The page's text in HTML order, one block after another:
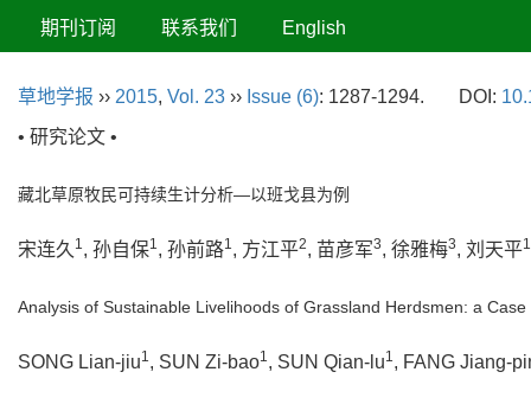
期刊订阅 联系我们 English
草地学报 ›› 2015, Vol. 23 ›› Issue (6): 1287-1294. DOI:
• 研究论文 •
藏北草原牧民可持续生计分析—以班戈县为例
宋连久 1, 孙自保1, 孙前路1, 方江平2, 苗彦军3, 徐雅梅3, 刘天平1
Analysis of Sustainable Livelihoods of Grassland Herdsmen: a
SONG Lian-jiu1, SUN Zi-bao1, SUN Qian-lu1, FANG Jiang-